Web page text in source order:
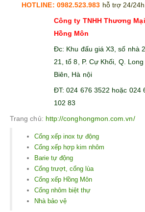
HOTLINE: 0982.523.983 hỗ trợ 24/24h
Công ty TNHH Thương Mại
Hồng Môn
Đc: Khu đấu giá X3, số nhà
21, tổ 8, P. Cự Khối, Q. Long
Biên, Hà nội
ĐT: 024 676 3522 hoặc 024
102 83
Trang chủ: http://conghongmon.com.vn/
Cổng xếp inox tự động
Cổng xếp hợp kim nhôm
Barie tự động
Cổng trượt, cổng lùa
Cổng xếp Hồng Môn
Cổng nhôm biệt thự
Nhà bảo vệ